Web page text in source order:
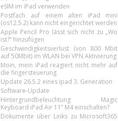
eSIM im iPad verwenden
Postfach auf einem alten iPad mini
(os12.5.2) kann nicht eingerichtet werden
Apple Pencil Pro lässt sich nicht zu „Wo
ist?“ hinzufügen
Geschwindigkeitsverlust (von 800 Mbit
auf 50Mbit) im WLAN bei VPN Aktivierung
Moin, mein iPad reagiert nicht mehr auf
die fingersteuerung
Update 26.5.2 eines ipad 3. Generation
Software-Update
Hintergrundbeleuchtung Magic
Keyboard iPad Air 11’’ M4 einschalten?
Dokumente über Links zu Microsoft365